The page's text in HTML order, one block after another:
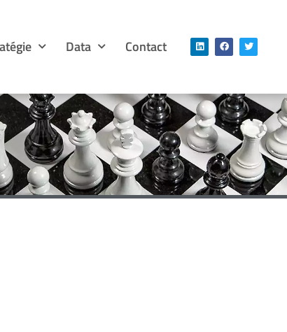
Data Contact